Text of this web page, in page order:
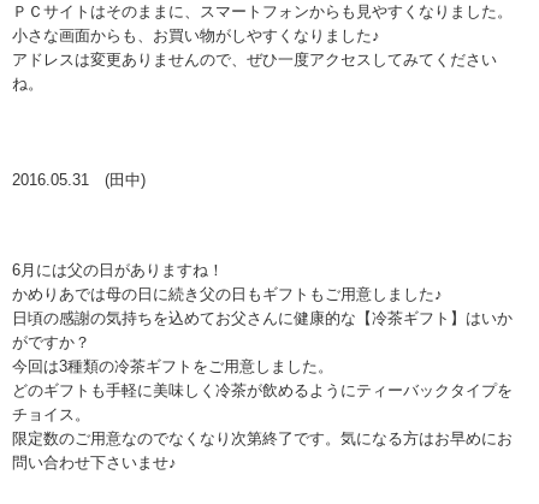
ＰＣサイトはそのままに、スマートフォンからも見やすくなりました。
小さな画面からも、お買い物がしやすくなりました♪
アドレスは変更ありませんので、ぜひ一度アクセスしてみてください
ね。
2016.05.31 (田中)
6月には父の日がありますね！
かめりあでは母の日に続き父の日もギフトもご用意しました♪
日頃の感謝の気持ちを込めてお父さんに健康的な【冷茶ギフト】はいか
がですか？
今回は3種類の冷茶ギフトをご用意しました。
どのギフトも手軽に美味しく冷茶が飲めるようにティーバックタイプを
チョイス。
限定数のご用意なのでなくなり次第終了です。気になる方はお早めにお
問い合わせ下さいませ♪